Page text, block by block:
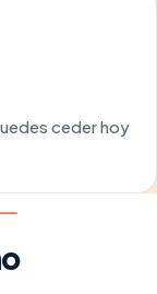
ceder hoy